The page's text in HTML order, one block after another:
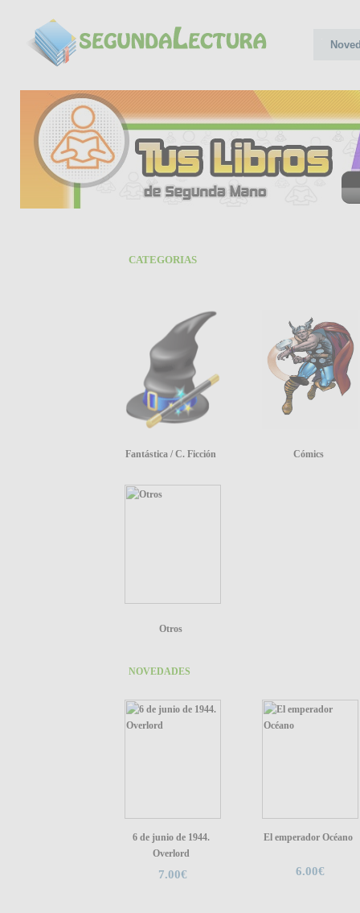
CATEGORIAS
Fantástica / C. Ficción Cómics
Otros
NOVEDADES
6 de junio de 1944.
Overlord
7.00€
El emperador Océano
6.00€